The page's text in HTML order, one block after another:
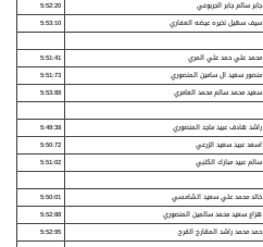
جابر سالم جابر الجربوعي
5:52:20
سيف سهيل نخيره عيضه العفاري 5:53:10
محمد علي حمد علي المري
5:51:41
منصور سعيد ال سامين المنصوري
5:51:73
سعيد محمد سالم محمد العامري 5:53:88
راشد هادف عبيد ماجد المنصوري
5:49:38
اسعد عبيد سعيد الزرعي
5:50:72
سالم عبيد مبارك الكتبي 5:51:02
خالد محمد علي سعيد الشامسي
5:50:01
هزاع سعيد محمد سالمين المنصوري
5:52:88
حمد محمد راشد المقارح القرح 5:52:95